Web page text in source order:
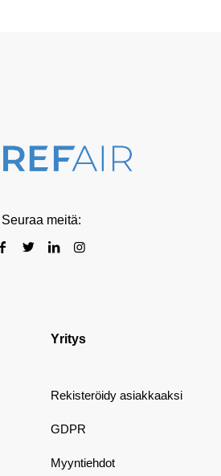
Seuraa meitä:
Yritys
Rekisteröidy asiakkaaksi
GDPR
Myyntiehdot